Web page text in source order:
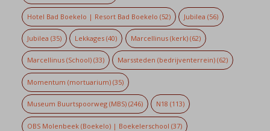
Hotel Bad Boekelo | Resort Bad Boekelo (52) Jubilea (56)
Jubilea (35) Lekkages (40) Marcellinus (kerk)(62)
Marcellinus (School)(33) Marssteden (bedrijventerrein) (62)
Momentum (mortuarium)(35)
Museum Buurtspoorweg (MBS)(246) N18 (113)
OBS Molenbeek (Boekelo) | Boekelerschool (37)